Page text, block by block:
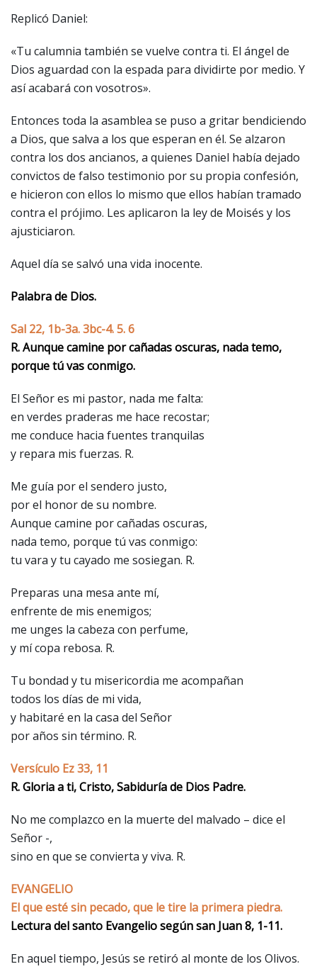
Replicó Daniel:
«Tu calumnia también se vuelve contra ti. El ángel de
Dios aguardad con la espada para dividirte por medio. Y
así acabará con vosotros».
Entonces toda la asamblea se puso a gritar bendiciendo
a Dios, que salva a los que esperan en él. Se alzaron
contra los dos ancianos, a quienes Daniel había dejado
convictos de falso testimonio por su propia confesión,
e hicieron con ellos lo mismo que ellos habían tramado
contra el prójimo. Les aplicaron la ley de Moisés y los
ajusticiaron.
Aquel día se salvó una vida inocente.
Palabra de Dios.
Sal 22, 1b-3a. 3bc-4. 5. 6
R. Aunque camine por cañadas oscuras, nada temo,
porque tú vas conmigo.
El Señor es mi pastor, nada me falta:
en verdes praderas me hace recostar;
me conduce hacia fuentes tranquilas
y repara mis fuerzas. R.
Me guía por el sendero justo,
por el honor de su nombre.
Aunque camine por cañadas oscuras,
nada temo, porque tú vas conmigo:
tu vara y tu cayado me sosiegan. R.
Preparas una mesa ante mí,
enfrente de mis enemigos;
me unges la cabeza con perfume,
y mí copa rebosa. R.
Tu bondad y tu misericordia me acompañan
todos los días de mi vida,
y habitaré en la casa del Señor
por años sin término. R.
Versículo Ez 33, 11
R. Gloria a ti, Cristo, Sabiduría de Dios Padre.
No me complazco en la muerte del malvado – dice el
Señor -,
sino en que se convierta y viva. R.
EVANGELIO
El que esté sin pecado, que le tire la primera piedra.
Lectura del santo Evangelio según san Juan 8, 1-11.
En aquel tiempo, Jesús se retiró al monte de los Olivos.